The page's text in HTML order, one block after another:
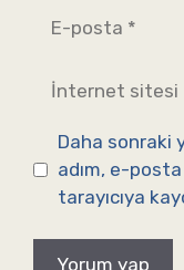
posta
İnternet
sitesi
Daha sonraki
adım, e-
tarayıcıya